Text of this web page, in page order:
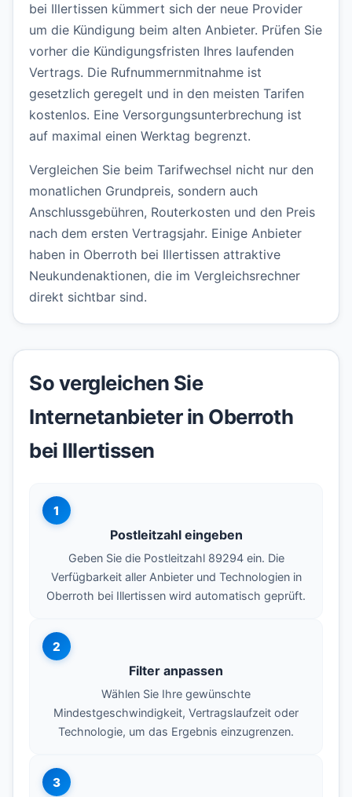
bei Illertissen kümmert sich der neue Provider
um die Kündigung beim alten Anbieter. Prüfen Sie
vorher die Kündigungsfristen Ihres laufenden
Vertrags. Die Rufnummernmitnahme ist
gesetzlich geregelt und in den meisten Tarifen
kostenlos. Eine Versorgungsunterbrechung ist
auf maximal einen Werktag begrenzt.
Vergleichen Sie beim Tarifwechsel nicht nur den
monatlichen Grundpreis, sondern auch
Anschlussgebühren, Routerkosten und den Preis
nach dem ersten Vertragsjahr. Einige Anbieter
haben in Oberroth bei Illertissen attraktive
Neukundenaktionen, die im Vergleichsrechner
direkt sichtbar sind.
So vergleichen Sie
Internetanbieter in Oberroth
bei Illertissen
1
Postleitzahl eingeben
Geben Sie die Postleitzahl 89294 ein. Die
Verfügbarkeit aller Anbieter und Technologien in
Oberroth bei Illertissen wird automatisch geprüft.
2
Filter anpassen
Wählen Sie Ihre gewünschte
Mindestgeschwindigkeit, Vertragslaufzeit oder
Technologie, um das Ergebnis einzugrenzen.
3